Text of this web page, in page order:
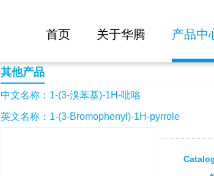
首页 关于华腾 产品中
1-(3-溴苯基)-1H-吡咯
其他产品
中文名称：1-(3-溴苯基)-1H-吡咯
英文名称：1-(3-Bromophenyl)-1H-pyrrole